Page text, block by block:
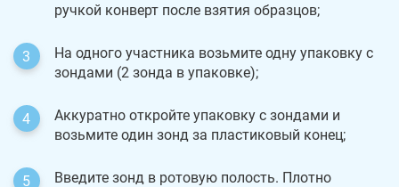
ручкой конверт после взятия образцов;
На одного участника возьмите одну упаковку с
зондами (2 зонда в упаковке);
Аккуратно откройте упаковку с зондами и
возьмите один зонд за пластиковый конец;
Введите зонд в ротовую полость. Плотно